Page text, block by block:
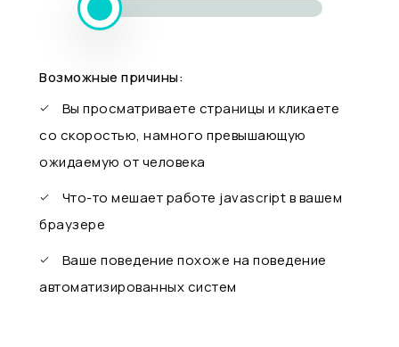
Возможные причины:
Вы просматриваете страницы и кликаете
со скоростью, намного превышающую
ожидаемую от человека
Что-то мешает работе javascript в вашем
браузере
Ваше поведение похоже на поведение
автоматизированных систем